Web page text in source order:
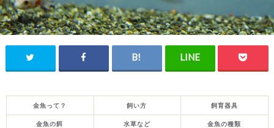
金魚って？ 飼い方 飼育器具
金魚の餌 水草など 金魚の種類